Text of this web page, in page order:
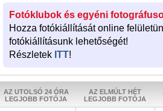
Fotóklubok és egyéni
Hozza fotókiállítását online
fotókiállításunk lehetőségét!
Részletek ITT!
AZ UTOLSÓ 24 ÓRA
LEGJOBB FOTÓJA
AZ ELMÚLT HÉT
LEGJOBB FOTÓJA